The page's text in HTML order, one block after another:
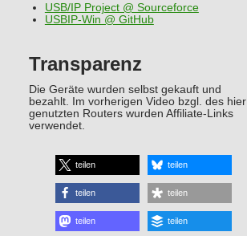
USB/IP Project @ Sourceforce
USBIP-Win @ GitHub
Transparenz
Die Geräte wurden selbst gekauft und
bezahlt. Im vorherigen Video bzgl. des hier
genutzten Routers wurden Affiliate-Links
verwendet.
teilen teilen
teilen teilen
teilen teilen